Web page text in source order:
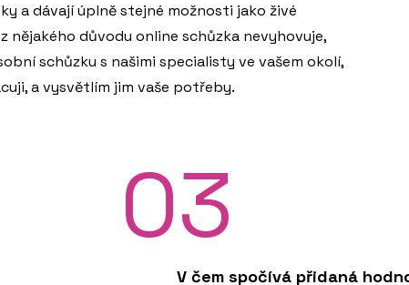
a dávají úplně stejné možnosti jako živé
nějakého důvodu online schůzka nevyhovuje,
schůzku s našimi specialisty ve vašem okolí,
a vysvětlím jim vaše potřeby.
03
V čem spočívá přidaná